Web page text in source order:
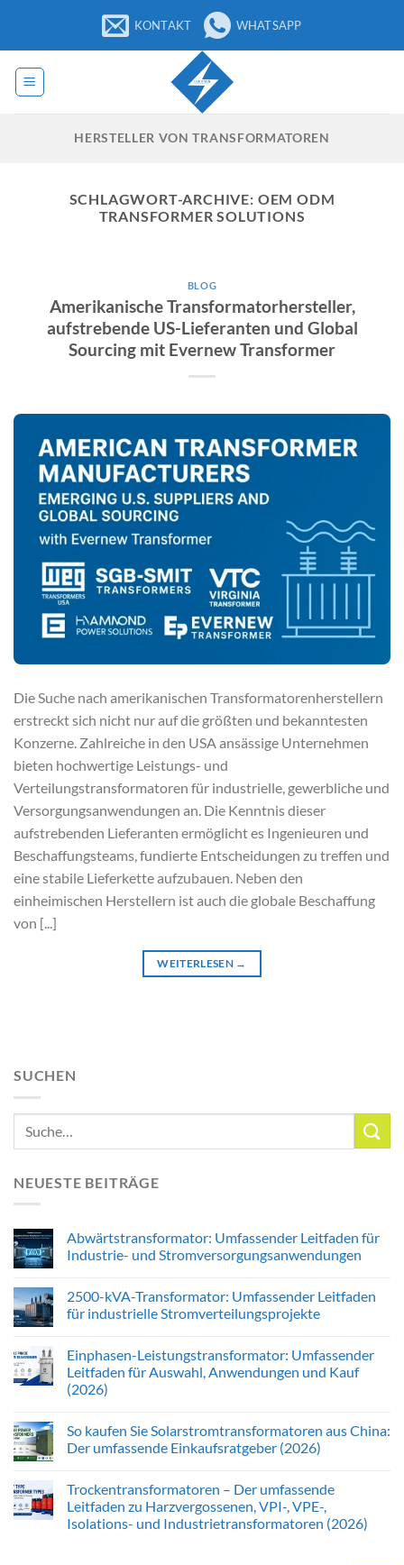
springen
KONTAKT WHATSAPP
HERSTELLER VON TRANSFORMATOREN
SCHLAGWORT-ARCHIVE: OEM ODM
TRANSFORMER SOLUTIONS
BLOG
Amerikanische Transformatorhersteller,
aufstrebende US-Lieferanten und Global
Sourcing mit Evernew Transformer
Die Suche nach amerikanischen Transformatorenherstellern
erstreckt sich nicht nur auf die größten und bekanntesten
Konzerne. Zahlreiche in den USA ansässige Unternehmen
bieten hochwertige Leistungs- und
Verteilungstransformatoren für industrielle, gewerbliche und
Versorgungsanwendungen an. Die Kenntnis dieser
aufstrebenden Lieferanten ermöglicht es Ingenieuren und
Beschaffungsteams, fundierte Entscheidungen zu treffen und
eine stabile Lieferkette aufzubauen. Neben den
einheimischen Herstellern ist auch die globale Beschaffung
von [...]
WEITERLESEN →
SUCHEN
NEUESTE BEITRÄGE
Abwärtstransformator: Umfassender Leitfaden für
Industrie- und Stromversorgungsanwendungen
2500-kVA-Transformator: Umfassender Leitfaden
für industrielle Stromverteilungsprojekte
Einphasen-Leistungstransformator: Umfassender
Leitfaden für Auswahl, Anwendungen und Kauf
(2026)
So kaufen Sie Solarstromtransformatoren aus China:
Der umfassende Einkaufsratgeber (2026)
Trockentransformatoren – Der umfassende
Leitfaden zu Harzvergossenen, VPI-, VPE-,
Isolations- und Industrietransformatoren (2026)